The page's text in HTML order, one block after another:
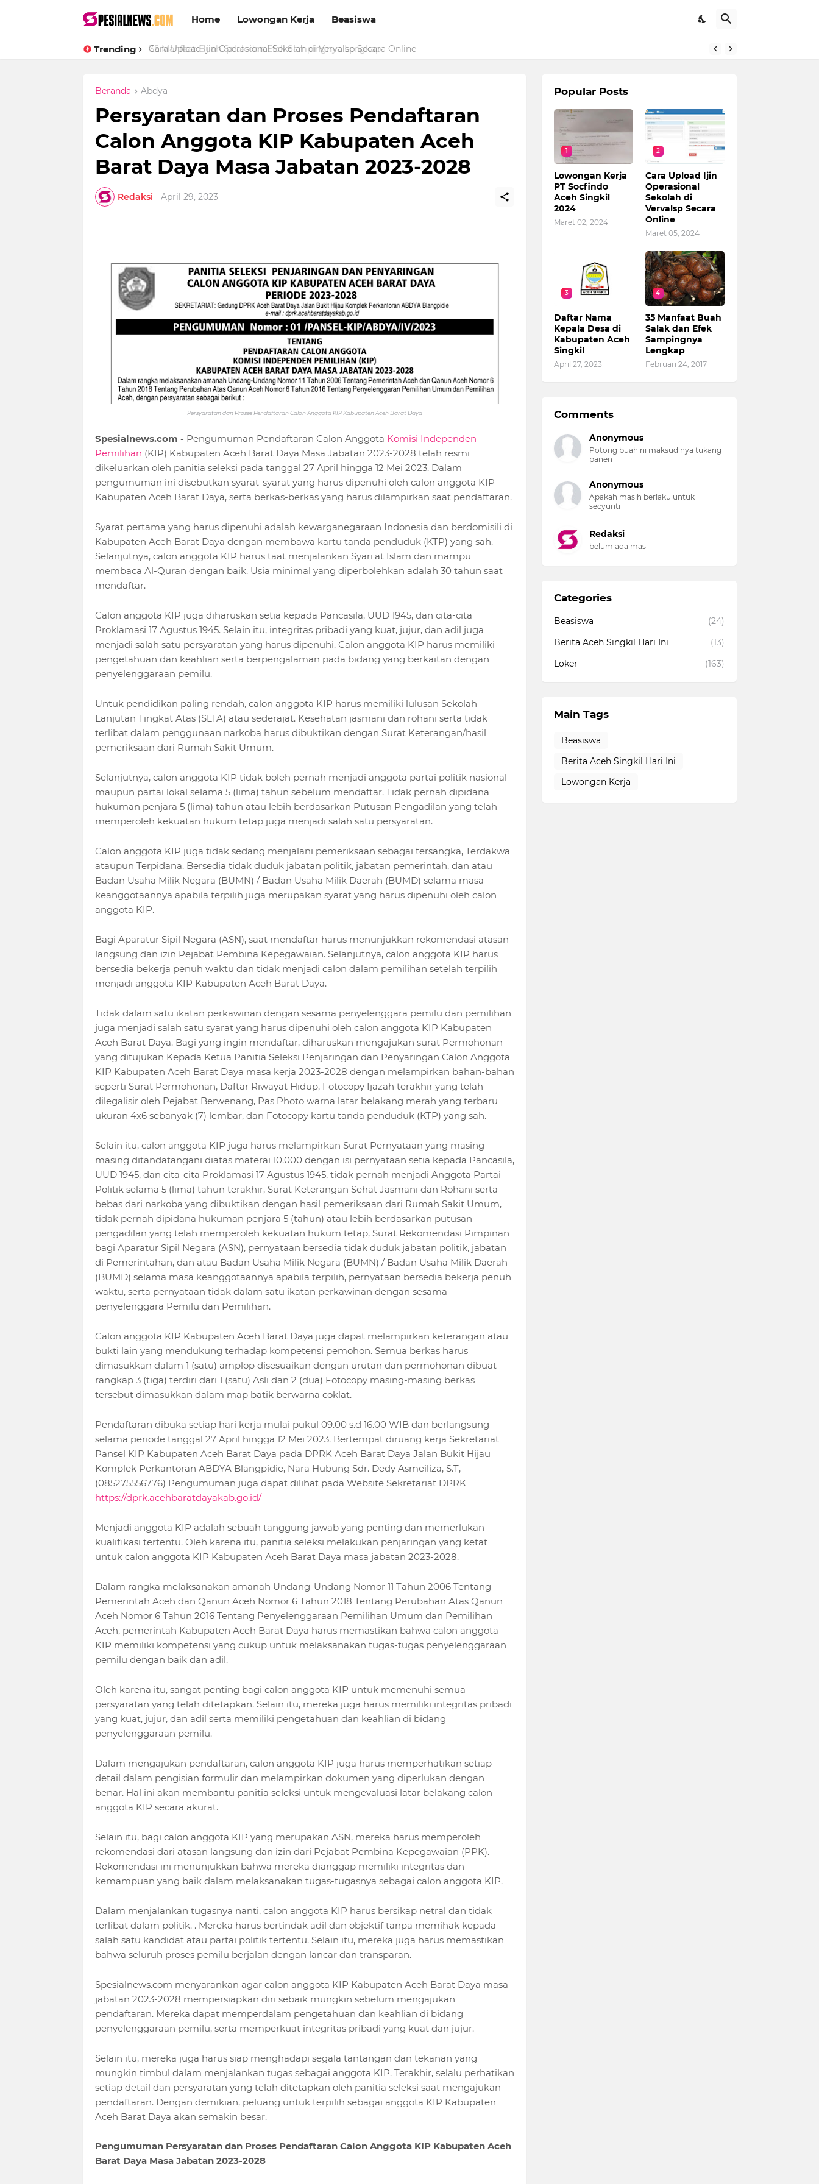
Home Lowongan Kerja Beasiswa
Trending Cara Upload Ijin Operasional Sekolah di Vervalsp Secara Online
Beranda Abdya
Persyaratan dan Proses Pendaftaran
Calon Anggota KIP Kabupaten Aceh
Barat Daya Masa Jabatan 2023-2028
Redaksi - April 29, 2023
Persyaratan dan Proses Pendaftaran Calon Anggota KIP Kabupaten Aceh Barat Daya
Spesialnews.com - Pengumuman Pendaftaran Calon Anggota Komisi Independen
Pemilihan (KIP) Kabupaten Aceh Barat Daya Masa Jabatan 2023-2028 telah resmi
dikeluarkan oleh panitia seleksi pada tanggal 27 April hingga 12 Mei 2023. Dalam
pengumuman ini disebutkan syarat-syarat yang harus dipenuhi oleh calon anggota KIP
Kabupaten Aceh Barat Daya, serta berkas-berkas yang harus dilampirkan saat pendaftaran.
Syarat pertama yang harus dipenuhi adalah kewarganegaraan Indonesia dan berdomisili di
Kabupaten Aceh Barat Daya dengan membawa kartu tanda penduduk (KTP) yang sah.
Selanjutnya, calon anggota KIP harus taat menjalankan Syari'at Islam dan mampu
membaca Al-Quran dengan baik. Usia minimal yang diperbolehkan adalah 30 tahun saat
mendaftar.
Calon anggota KIP juga diharuskan setia kepada Pancasila, UUD 1945, dan cita-cita
Proklamasi 17 Agustus 1945. Selain itu, integritas pribadi yang kuat, jujur, dan adil juga
menjadi salah satu persyaratan yang harus dipenuhi. Calon anggota KIP harus memiliki
pengetahuan dan keahlian serta berpengalaman pada bidang yang berkaitan dengan
penyelenggaraan pemilu.
Untuk pendidikan paling rendah, calon anggota KIP harus memiliki lulusan Sekolah
Lanjutan Tingkat Atas (SLTA) atau sederajat. Kesehatan jasmani dan rohani serta tidak
terlibat dalam penggunaan narkoba harus dibuktikan dengan Surat Keterangan/hasil
pemeriksaan dari Rumah Sakit Umum.
Selanjutnya, calon anggota KIP tidak boleh pernah menjadi anggota partai politik nasional
maupun partai lokal selama 5 (lima) tahun sebelum mendaftar. Tidak pernah dipidana
hukuman penjara 5 (lima) tahun atau lebih berdasarkan Putusan Pengadilan yang telah
memperoleh kekuatan hukum tetap juga menjadi salah satu persyaratan.
Calon anggota KIP juga tidak sedang menjalani pemeriksaan sebagai tersangka, Terdakwa
ataupun Terpidana. Bersedia tidak duduk jabatan politik, jabatan pemerintah, dan atau
Badan Usaha Milik Negara (BUMN) / Badan Usaha Milik Daerah (BUMD) selama masa
keanggotaannya apabila terpilih juga merupakan syarat yang harus dipenuhi oleh calon
anggota KIP.
Bagi Aparatur Sipil Negara (ASN), saat mendaftar harus menunjukkan rekomendasi atasan
langsung dan izin Pejabat Pembina Kepegawaian. Selanjutnya, calon anggota KIP harus
bersedia bekerja penuh waktu dan tidak menjadi calon dalam pemilihan setelah terpilih
menjadi anggota KIP Kabupaten Aceh Barat Daya.
Tidak dalam satu ikatan perkawinan dengan sesama penyelenggara pemilu dan pemilihan
juga menjadi salah satu syarat yang harus dipenuhi oleh calon anggota KIP Kabupaten
Aceh Barat Daya. Bagi yang ingin mendaftar, diharuskan mengajukan surat Permohonan
yang ditujukan Kepada Ketua Panitia Seleksi Penjaringan dan Penyaringan Calon Anggota
KIP Kabupaten Aceh Barat Daya masa kerja 2023-2028 dengan melampirkan bahan-bahan
seperti Surat Permohonan, Daftar Riwayat Hidup, Fotocopy Ijazah terakhir yang telah
dilegalisir oleh Pejabat Berwenang, Pas Photo warna latar belakang merah yang terbaru
ukuran 4x6 sebanyak (7) lembar, dan Fotocopy kartu tanda penduduk (KTP) yang sah.
Selain itu, calon anggota KIP juga harus melampirkan Surat Pernyataan yang masing-
masing ditandatangani diatas materai 10.000 dengan isi pernyataan setia kepada Pancasila,
UUD 1945, dan cita-cita Proklamasi 17 Agustus 1945, tidak pernah menjadi Anggota Partai
Politik selama 5 (lima) tahun terakhir, Surat Keterangan Sehat Jasmani dan Rohani serta
bebas dari narkoba yang dibuktikan dengan hasil pemeriksaan dari Rumah Sakit Umum,
tidak pernah dipidana hukuman penjara 5 (tahun) atau lebih berdasarkan putusan
pengadilan yang telah memperoleh kekuatan hukum tetap, Surat Rekomendasi Pimpinan
bagi Aparatur Sipil Negara (ASN), pernyataan bersedia tidak duduk jabatan politik, jabatan
di Pemerintahan, dan atau Badan Usaha Milik Negara (BUMN) / Badan Usaha Milik Daerah
(BUMD) selama masa keanggotaannya apabila terpilih, pernyataan bersedia bekerja penuh
waktu, serta pernyataan tidak dalam satu ikatan perkawinan dengan sesama
penyelenggara Pemilu dan Pemilihan.
Calon anggota KIP Kabupaten Aceh Barat Daya juga dapat melampirkan keterangan atau
bukti lain yang mendukung terhadap kompetensi pemohon. Semua berkas harus
dimasukkan dalam 1 (satu) amplop disesuaikan dengan urutan dan permohonan dibuat
rangkap 3 (tiga) terdiri dari 1 (satu) Asli dan 2 (dua) Fotocopy masing-masing berkas
tersebut dimasukkan dalam map batik berwarna coklat.
Pendaftaran dibuka setiap hari kerja mulai pukul 09.00 s.d 16.00 WIB dan berlangsung
selama periode tanggal 27 April hingga 12 Mei 2023. Bertempat diruang kerja Sekretariat
Pansel KIP Kabupaten Aceh Barat Daya pada DPRK Aceh Barat Daya Jalan Bukit Hijau
Komplek Perkantoran ABDYA Blangpidie, Nara Hubung Sdr. Dedy Asmeiliza, S.T,
(085275556776) Pengumuman juga dapat dilihat pada Website Sekretariat DPRK
https://dprk.acehbaratdayakab.go.id/
Menjadi anggota KIP adalah sebuah tanggung jawab yang penting dan memerlukan
kualifikasi tertentu. Oleh karena itu, panitia seleksi melakukan penjaringan yang ketat
untuk calon anggota KIP Kabupaten Aceh Barat Daya masa jabatan 2023-2028.
Dalam rangka melaksanakan amanah Undang-Undang Nomor 11 Tahun 2006 Tentang
Pemerintah Aceh dan Qanun Aceh Nomor 6 Tahun 2018 Tentang Perubahan Atas Qanun
Aceh Nomor 6 Tahun 2016 Tentang Penyelenggaraan Pemilihan Umum dan Pemilihan
Aceh, pemerintah Kabupaten Aceh Barat Daya harus memastikan bahwa calon anggota
KIP memiliki kompetensi yang cukup untuk melaksanakan tugas-tugas penyelenggaraan
pemilu dengan baik dan adil.
Oleh karena itu, sangat penting bagi calon anggota KIP untuk memenuhi semua
persyaratan yang telah ditetapkan. Selain itu, mereka juga harus memiliki integritas pribadi
yang kuat, jujur, dan adil serta memiliki pengetahuan dan keahlian di bidang
penyelenggaraan pemilu.
Dalam mengajukan pendaftaran, calon anggota KIP juga harus memperhatikan setiap
detail dalam pengisian formulir dan melampirkan dokumen yang diperlukan dengan
benar. Hal ini akan membantu panitia seleksi untuk mengevaluasi latar belakang calon
anggota KIP secara akurat.
Selain itu, bagi calon anggota KIP yang merupakan ASN, mereka harus memperoleh
rekomendasi dari atasan langsung dan izin dari Pejabat Pembina Kepegawaian (PPK).
Rekomendasi ini menunjukkan bahwa mereka dianggap memiliki integritas dan
kemampuan yang baik dalam melaksanakan tugas-tugasnya sebagai calon anggota KIP.
Dalam menjalankan tugasnya nanti, calon anggota KIP harus bersikap netral dan tidak
terlibat dalam politik. . Mereka harus bertindak adil dan objektif tanpa memihak kepada
salah satu kandidat atau partai politik tertentu. Selain itu, mereka juga harus memastikan
bahwa seluruh proses pemilu berjalan dengan lancar dan transparan.
Spesialnews.com menyarankan agar calon anggota KIP Kabupaten Aceh Barat Daya masa
jabatan 2023-2028 mempersiapkan diri sebaik mungkin sebelum mengajukan
pendaftaran. Mereka dapat memperdalam pengetahuan dan keahlian di bidang
penyelenggaraan pemilu, serta memperkuat integritas pribadi yang kuat dan jujur.
Selain itu, mereka juga harus siap menghadapi segala tantangan dan tekanan yang
mungkin timbul dalam menjalankan tugas sebagai anggota KIP. Terakhir, selalu perhatikan
setiap detail dan persyaratan yang telah ditetapkan oleh panitia seleksi saat mengajukan
pendaftaran. Dengan demikian, peluang untuk terpilih sebagai anggota KIP Kabupaten
Aceh Barat Daya akan semakin besar.
Pengumuman Persyaratan dan Proses Pendaftaran Calon Anggota KIP Kabupaten Aceh
Barat Daya Masa Jabatan 2023-2028
Popular Posts
1
Lowongan Kerja
PT Socfindo
Aceh Singkil
2024
Maret 02, 2024
2
Cara Upload Ijin
Operasional
Sekolah di
Vervalsp Secara
Online
Maret 05, 2024
3
Daftar Nama
Kepala Desa di
Kabupaten Aceh
Singkil
April 27, 2023
4
35 Manfaat Buah
Salak dan Efek
Sampingnya
Lengkap
Februari 24, 2017
Comments
Anonymous
Potong buah ni maksud nya tukang
panen
Anonymous
Apakah masih berlaku untuk
secyuriti
Redaksi
belum ada mas
Categories
Beasiswa
(24)
Berita Aceh Singkil Hari Ini
(13)
Loker
(163)
Main Tags
Beasiswa
Berita Aceh Singkil Hari Ini
Lowongan Kerja